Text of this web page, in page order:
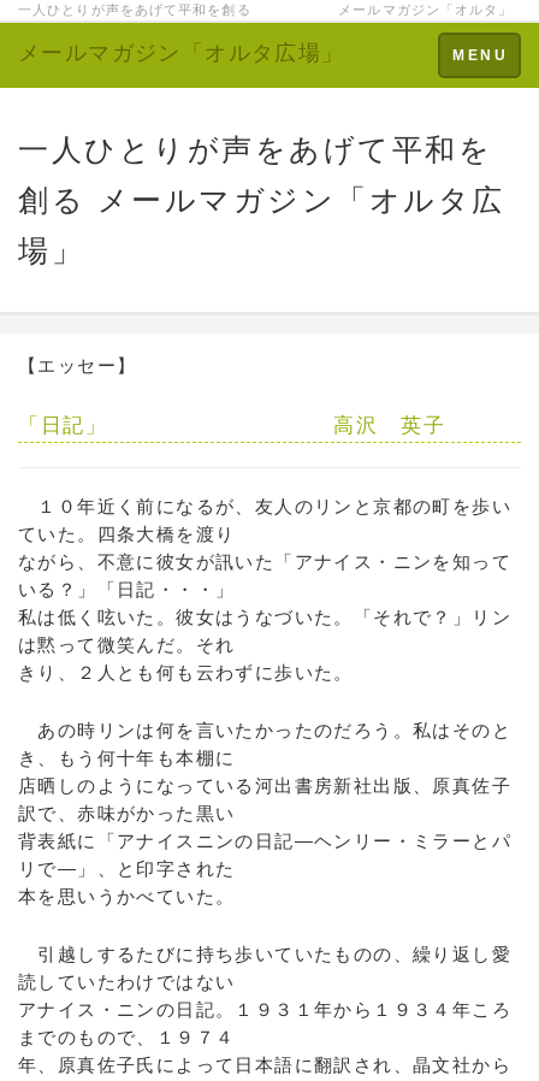
一人ひとりが声をあげて平和を創る メールマガジン「オルタ」
Toggle
navigation
MENU
メールマガジン「オルタ広場」
一人ひとりが声をあげて平和を
創る メールマガジン「オルタ広
場」
【エッセー】
「日記」 高沢 英子
１０年近く前になるが、友人のリンと京都の町を歩い
ていた。四条大橋を渡り
ながら、不意に彼女が訊いた「アナイス・ニンを知って
いる？」「日記・・・」
私は低く呟いた。彼女はうなづいた。「それで？」リン
は黙って微笑んだ。それ
きり、２人とも何も云わずに歩いた。
あの時リンは何を言いたかったのだろう。私はそのと
き、もう何十年も本棚に
店晒しのようになっている河出書房新社出版、原真佐子
訳で、赤味がかった黒い
背表紙に「アナイスニンの日記―ヘンリー・ミラーとパ
リで―」、と印字された
本を思いうかべていた。
引越しするたびに持ち歩いていたものの、繰り返し愛
読していたわけではない
アナイス・ニンの日記。１９３１年から１９３４年ころ
までのもので、１９７４
年、原真佐子氏によって日本語に翻訳され、晶文社から